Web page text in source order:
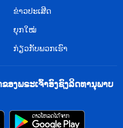
ຂ່າວປະເສີດ
ຍຸກໃໝ່
ກ່ຽວກັບພວກເຮົາ
ອງພຣະເຈົ້າອົງຊົງລິດທານຸພາບ